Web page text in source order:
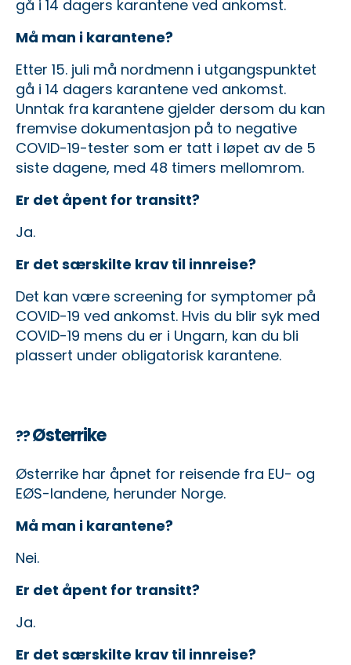
gå i 14 dagers karantene ved ankomst.
Må man i karantene?
Etter 15. juli må nordmenn i utgangspunktet
gå i 14 dagers karantene ved ankomst.
Unntak fra karantene gjelder dersom du kan
fremvise dokumentasjon på to negative
COVID-19-tester som er tatt i løpet av de 5
siste dagene, med 48 timers mellomrom.
Er det åpent for transitt?
Ja.
Er det særskilte krav til innreise?
Det kan være screening for symptomer på
COVID-19 ved ankomst. Hvis du blir syk med
COVID-19 mens du er i Ungarn, kan du bli
plassert under obligatorisk karantene.
??Østerrike
Østerrike har åpnet for reisende fra EU- og
EØS-landene, herunder Norge.
Må man i karantene?
Nei.
Er det åpent for transitt?
Ja.
Er det særskilte krav til innreise?